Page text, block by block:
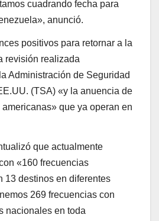
cuadrando fecha para
anunció.
positivos para retornar a la
revisión realizada
Administración de Seguridad
(TSA) «y la anuencia de
que ya operan en
que actualmente
«160 frecuencias
13 destinos en diferentes
269 frecuencias con
nacionales en toda